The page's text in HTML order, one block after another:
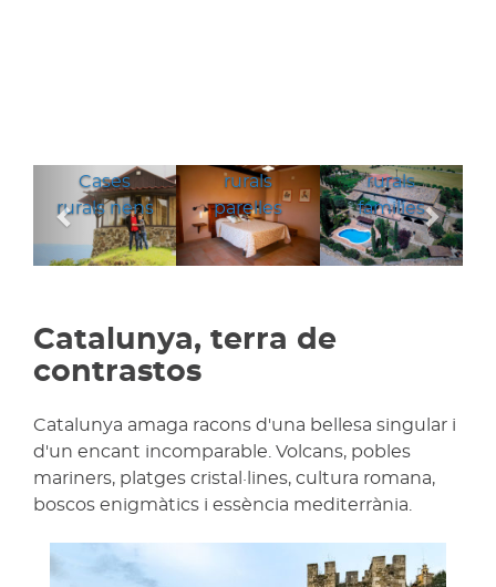
Cases
rurals nens
rurals
parelles
rurals
families
Anterior
Catalunya, terra de
contrastos
Catalunya amaga racons d'una bellesa singular i
d'un encant incomparable. Volcans, pobles
mariners, platges cristal·lines, cultura romana,
boscos enigmàtics i essència mediterrània.